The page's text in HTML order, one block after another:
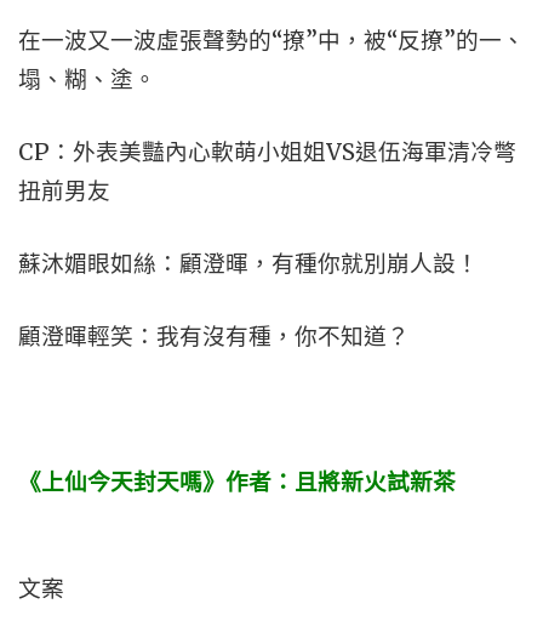
在一波又一波虛張聲勢的“撩”中，被“反撩”的一、
塌、糊、塗。
CP：外表美豔內心軟萌小姐姐VS退伍海軍清冷彆
扭前男友
蘇沐媚眼如絲：顧澄暉，有種你就別崩人設！
顧澄暉輕笑：我有沒有種，你不知道？
《上仙今天封天嗎》作者：且將新火試新茶
文案